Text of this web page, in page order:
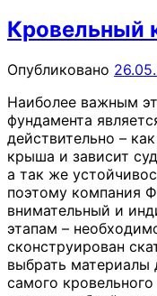
Кровельный
Опубликовано
Наиболее важным
фундамента
действительно –
крыша и зависит
а так же
поэтому компания
внимательный и
этапам –
сконструирован
выбрать материалы
самого